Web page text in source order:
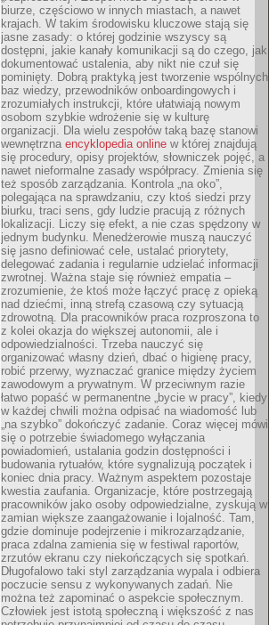
biurze, częściowo w innych miastach, a nawet
krajach. W takim środowisku kluczowe stają się
jasne zasady: o której godzinie wszyscy są
dostępni, jakie kanały komunikacji są do czego, jak
dokumentować ustalenia, aby nikt nie czuł się
pominięty. Dobrą praktyką jest tworzenie wspólnych
baz wiedzy, przewodników onboardingowych i
zrozumiałych instrukcji, które ułatwiają nowym
osobom szybkie wdrożenie się w kulturę
organizacji. Dla wielu zespołów taką bazę stanowi
wewnętrzna encyklopedia online w której znajdują
się procedury, opisy projektów, słowniczek pojęć, a
nawet nieformalne zasady współpracy. Zmienia się
też sposób zarządzania. Kontrola „na oko”,
polegająca na sprawdzaniu, czy ktoś siedzi przy
biurku, traci sens, gdy ludzie pracują z różnych
lokalizacji. Liczy się efekt, a nie czas spędzony w
jednym budynku. Menedżerowie muszą nauczyć
się jasno definiować cele, ustalać priorytety,
delegować zadania i regularnie udzielać informacji
zwrotnej. Ważna staje się również empatia –
zrozumienie, że ktoś może łączyć pracę z opieką
nad dziećmi, inną strefą czasową czy sytuacją
zdrowotną. Dla pracowników praca rozproszona to
z kolei okazja do większej autonomii, ale i
odpowiedzialności. Trzeba nauczyć się
organizować własny dzień, dbać o higienę pracy,
robić przerwy, wyznaczać granice między życiem
zawodowym a prywatnym. W przeciwnym razie
łatwo popaść w permanentne „bycie w pracy”, kiedy
w każdej chwili można odpisać na wiadomość lub
„na szybko” dokończyć zadanie. Coraz więcej mówi
się o potrzebie świadomego wyłączania
powiadomień, ustalania godzin dostępności i
budowania rytuałów, które sygnalizują początek i
koniec dnia pracy. Ważnym aspektem pozostaje
kwestia zaufania. Organizacje, które postrzegają
pracowników jako osoby odpowiedzialne, zyskują w
zamian większe zaangażowanie i lojalność. Tam,
gdzie dominuje podejrzenie i mikrozarządzanie,
praca zdalna zamienia się w festiwal raportów,
zrzutów ekranu czy niekończących się spotkań.
Długofalowo taki styl zarządzania wypala i odbiera
poczucie sensu z wykonywanych zadań. Nie
można też zapominać o aspekcie społecznym.
Człowiek jest istotą społeczną i większość z nas